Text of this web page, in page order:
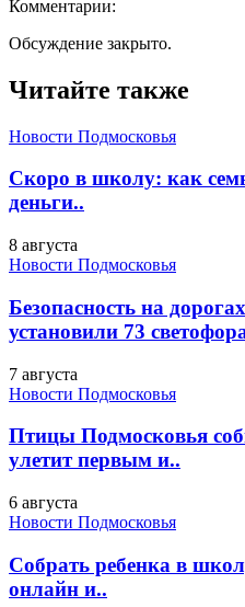
Комментарии:
Обсуждение закрыто.
Читайте также
Новости Подмосковья
Скоро в школу: как
деньги..
8 августа
Новости Подмосковья
Безопасность на
установили 73
7 августа
Новости Подмосковья
Птицы Подмосковья
улетит первым и..
6 августа
Новости Подмосковья
Собрать ребенка в
онлайн и..